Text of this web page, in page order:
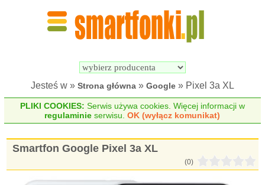
Jesteś w » Strona główna » Google » Pixel 3a XL
PLIKI COOKIES: Serwis używa cookies. Więcej informacji w
regulaminie serwisu.OK (wyłącz komunikat)
Smartfon Google Pixel 3a XL
(0)